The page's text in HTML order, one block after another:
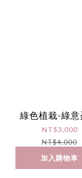
綠色植栽-綠意
NT$3,000
NT$4,000
加入購物車